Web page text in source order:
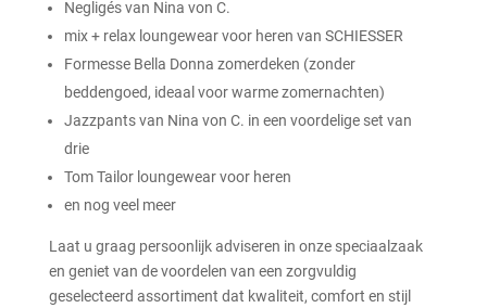
Negligés van Nina von C.
mix + relax loungewear voor heren van SCHIESSER
Formesse Bella Donna zomerdeken (zonder
beddengoed, ideaal voor warme zomernachten)
Jazzpants van Nina von C. in een voordelige set van
drie
Tom Tailor loungewear voor heren
en nog veel meer
Laat u graag persoonlijk adviseren in onze speciaalzaak
en geniet van de voordelen van een zorgvuldig
geselecteerd assortiment dat kwaliteit, comfort en stijl